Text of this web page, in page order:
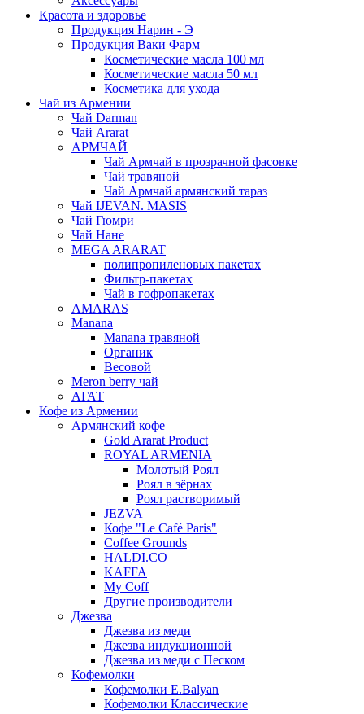
Красота и здоровье
Продукция Нарин - Э
Продукция Ваки Фарм
Косметические масла 100 мл
Косметические масла 50 мл
Косметика для ухода
Чай из Армении
Чай Darman
Чай Ararat
АРМЧАЙ
Чай Армчай в прозрачной фасовке
Чай травяной
Чай Армчай армянский тараз
Чай IJEVAN. MASIS
Чай Гюмри
Чай Нане
MEGA ARARAT
полипропиленовых пакетах
Фильтр-пакетах
Чай в гофропакетах
AMARAS
Manana
Manana травяной
Органик
Весовой
Meron berry чай
АГАТ
Кофе из Армении
Армянский кофе
Gold Ararat Product
ROYAL ARMENIA
Молотый Роял
Роял в зёрнах
Роял растворимый
JEZVA
Кофе "Le Café Paris"
Coffee Grounds
HALDI.CO
KAFFA
My Coff
Другие производители
Джезва
Джезва из меди
Джезва индукционной
Джезва из меди с Песком
Кофемолки
Кофемолки E.Balyan
Кофемолки Классические